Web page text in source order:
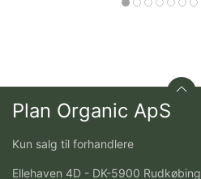
Plan Organic ApS
Kun salg til forhandlere
Ellehaven 4D - DK-5900 Rudkøbing